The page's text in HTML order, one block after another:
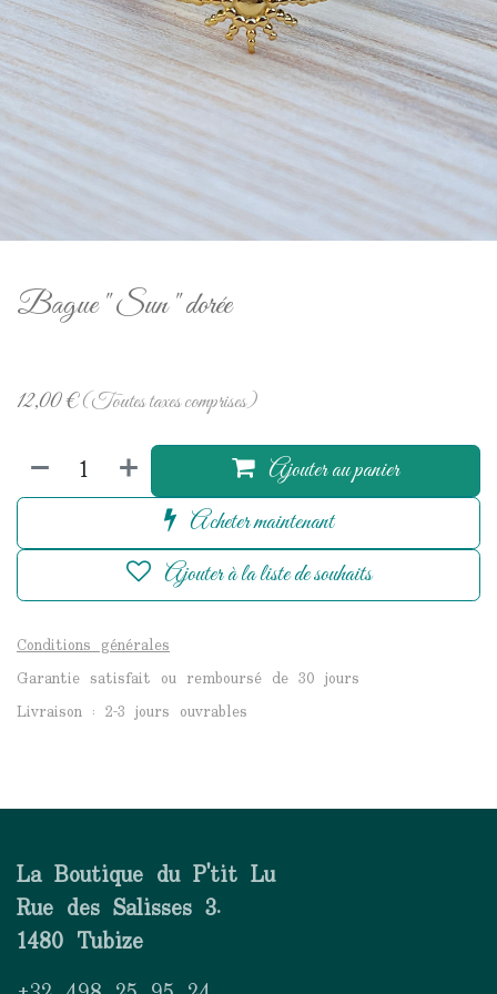
Bague " Sun " dorée
12,00€(Toutes taxes comprises)
Ajouter au panier
Acheter maintenant
Ajouter à la liste de souhaits
Conditions générales
Garantie satisfait ou remboursé de 30 jours
Livraison : 2-3 jours ouvrables
La Boutique du P'tit Lu
Rue des Salisses 3.
1480 Tubize